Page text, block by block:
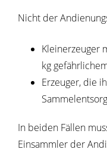
Nicht der
Kleinerzeuger
kg
Erzeuger, die
In beiden Fällen
Einsammler der